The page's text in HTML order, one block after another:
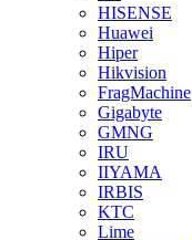
HISENSE
Huawei
Hiper
Hikvision
FragMachine
Gigabyte
GMNG
IRU
IIYAMA
IRBIS
KTC
Lime